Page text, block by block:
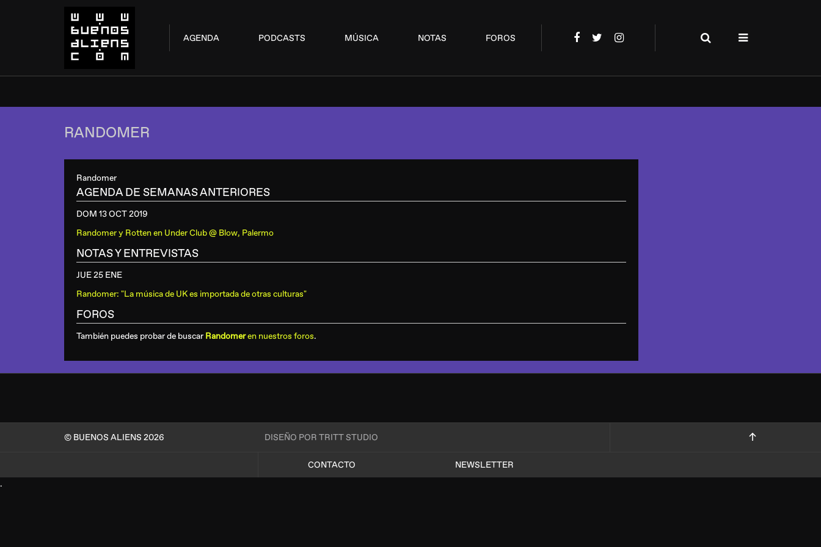
AGENDA PODCASTS MÚSICA NOTAS FOROS
RANDOMER
Randomer
AGENDA DE SEMANAS ANTERIORES
DOM 13 OCT2019
Randomer y Rottenen Under Club @ Blow, Palermo
NOTAS Y ENTREVISTAS
JUE 25 ENE
Randomer: "La música de UK es importada de otras culturas"
FOROS
También puedes probar de buscar Randomeren nuestros foros.
© BUENOS ALIENS 2026 DISEÑO POR TRITT STUDIO
CONTACTO
NEWSLETTER
.